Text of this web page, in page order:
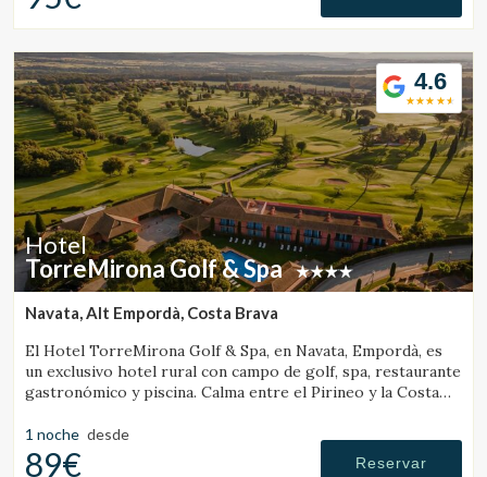
Verificar localizador
4.6
Hotel
TorreMirona Golf & Spa
Navata, Alt Empordà, Costa Brava
El Hotel TorreMirona Golf & Spa, en Navata, Empordà, es
un exclusivo hotel rural con campo de golf, spa, restaurante
gastronómico y piscina. Calma entre el Pirineo y la Costa
1 noche desde
89€ Reservar